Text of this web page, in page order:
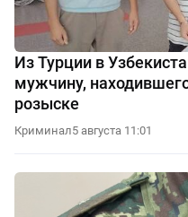
Из Турции в
мужчину,
розыске
Криминал5 августа 11:01